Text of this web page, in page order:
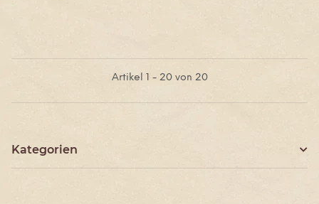
Artikel 1 - 20 von 20
Kategorien